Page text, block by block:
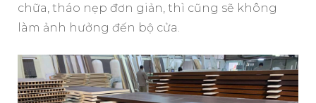
chữa, tháo nẹp đơn giản, thì cũng sẽ không
làm ảnh hưởng đến bộ cửa.